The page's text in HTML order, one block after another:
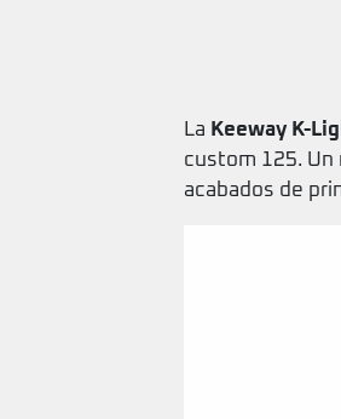
La Keeway K-
custom 125. Un
acabados de